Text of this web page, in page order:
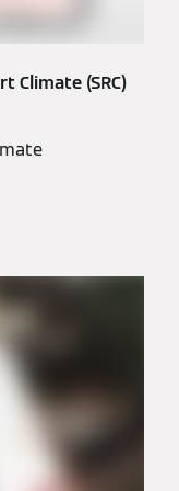
Climate (SRC)